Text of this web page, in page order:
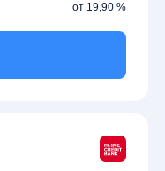
от 19,90 %